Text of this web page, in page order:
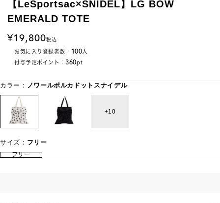
【LeSportsac×SNIDEL】LG BOW
EMERALD TOTE
19,800税込
お気に入り登録者数： 100人
付与予定ポイント： 360pt
カラー： ノワールポルカドットスナイデル
10
サイズ： フリー
フリー